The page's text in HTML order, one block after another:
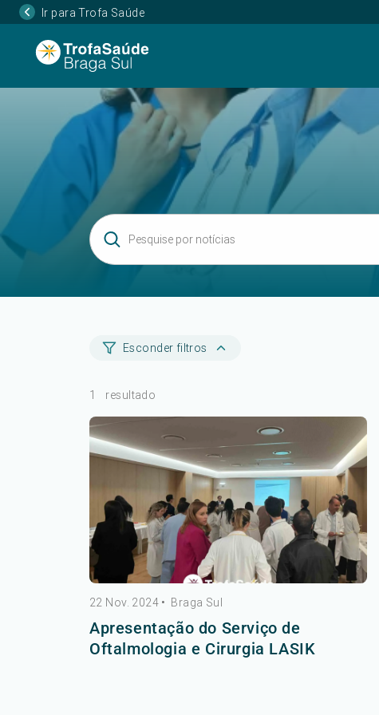
Ir para Trofa Saúde
Esconder filtros
1 resultado
22 Nov. 2024 • Braga Sul
Apresentação do Serviço de
Oftalmologia e Cirurgia LASIK